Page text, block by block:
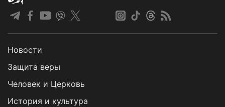
Новости
Защита веры
Человек и Церковь
История и культура